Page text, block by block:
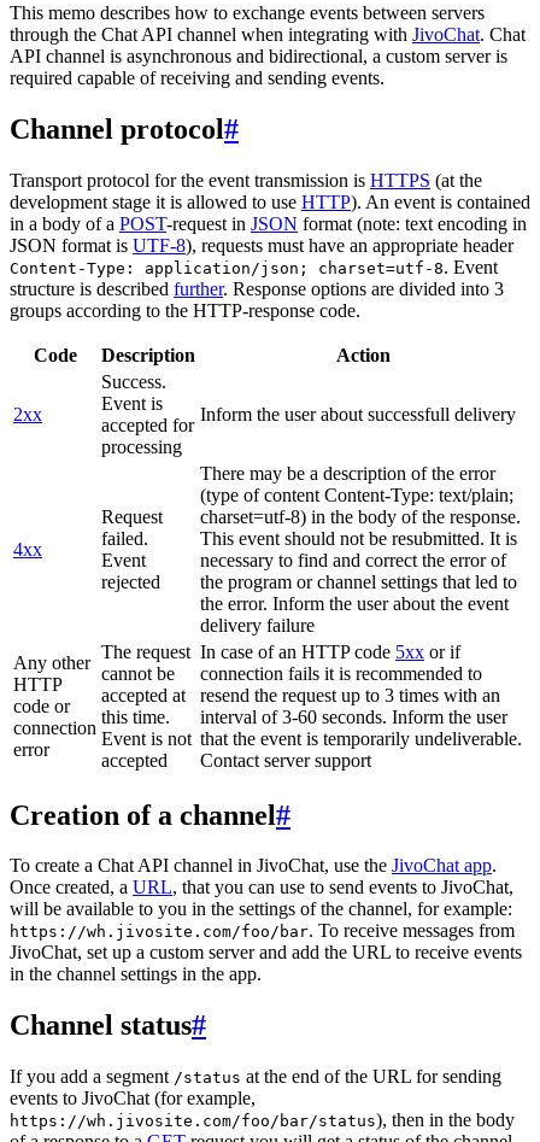
This memo describes how to exchange events between servers
through the Chat API channel when integrating with JivoChat. Chat
API channel is asynchronous and bidirectional, a custom server is
required capable of receiving and sending events.
Channel protocol#
Transport protocol for the event transmission is HTTPS (at the
development stage it is allowed to use HTTP). An event is contained
in a body of a POST-request in JSON format (note: text encoding in
JSON format is UTF-8), requests must have an appropriate header
Content-Type: application/json; charset=utf-8. Event
structure is described further. Response options are divided into 3
groups according to the HTTP-response code.
Code Description Action
2xx
Success.
Event is
accepted for
processing
Inform the user about successfull delivery
4xx
Request
failed.
Event
rejected
There may be a description of the error
(type of content Content-Type: text/plain;
charset=utf-8) in the body of the response.
This event should not be resubmitted. It is
necessary to find and correct the error of
the program or channel settings that led to
the error. Inform the user about the event
delivery failure
Any other
HTTP
code or
connection
error
The request
cannot be
accepted at
this time.
Event is not
accepted
In case of an HTTP code 5xx or if
connection fails it is recommended to
resend the request up to 3 times with an
interval of 3-60 seconds. Inform the user
that the event is temporarily undeliverable.
Contact server support
Creation of a channel#
To create a Chat API channel in JivoChat, use the JivoChat app.
Once created, a URL, that you can use to send events to JivoChat,
will be available to you in the settings of the channel, for example:
https://wh.jivosite.com/foo/bar. To receive messages from
JivoChat, set up a custom server and add the URL to receive events
in the channel settings in the app.
Channel status#
If you add a segment /status at the end of the URL for sending
events to JivoChat (for example,
https://wh.jivosite.com/foo/bar/status), then in the body